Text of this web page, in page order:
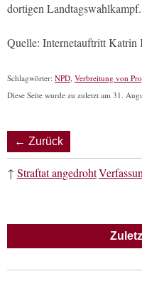
dortigen Landtagswahlkampf.
Quelle: Internetauftritt
Schlagwörter: NPD, Verbreitung von
Diese Seite wurde zu zuletzt am 31.
← Zurück
↑ Straftat angedroht